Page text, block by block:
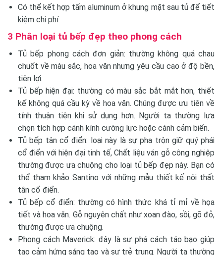
Có thể kết hợp tấm aluminum ở khung mặt sau tủ để tiết
kiệm chi phí
3 Phân loại tủ bếp đẹp theo phong cách
Tủ bếp phong cách đơn giản: thường không quá chau
chuốt về màu sắc, hoa văn nhưng yêu cầu cao ở độ bền,
tiện lợi.
Tủ bếp hiện đại: thường có màu sắc bắt mắt hơn, thiết
kế không quá cầu kỳ về hoa văn. Chúng được ưu tiên về
tính thuận tiện khi sử dụng hơn. Người ta thường lựa
chọn tích hợp cánh kính cường lực hoặc cánh cảm biến.
Tủ bếp tân cổ điển: loại này là sự pha trộn giữ quý phái
cổ điển với hiện đại tinh tế, Chất liệu ván gỗ công nghiệp
thường được ưa chuộng cho loại tủ bếp đẹp này. Bạn có
thể tham khảo Santino với những mẫu thiết kế nội thất
tân cổ điển.
Tủ bếp cổ điển: thường có hình thức khá tỉ mỉ về họa
tiết và hoa văn. Gỗ nguyên chất như xoan đào, sồi, gõ đỏ,
thường được ưa chuộng.
Phong cách Maverick: đây là sự phá cách táo bạo giúp
tạo cảm hứng sáng tạo và sự trẻ trung. Người ta thường